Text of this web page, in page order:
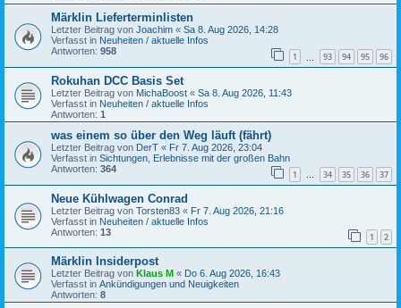
Märklin Lieferterminlisten
Letzter Beitrag von Joachim « Sa 8. Aug 2026, 14:28
Verfasst in Neuheiten / aktuelle Infos
Antworten: 958 1 93 94 95 96
Rokuhan DCC Basis Set
Letzter Beitrag von MichaBoost « Sa 8. Aug 2026, 11:43
Verfasst in Neuheiten / aktuelle Infos
Antworten: 1
was einem so über den Weg läuft (fährt)
Letzter Beitrag von DerT « Fr 7. Aug 2026, 23:04
Verfasst in Sichtungen, Erlebnisse mit der großen Bahn
Antworten: 364 1 … 34 35 36 37
Neue Kühlwagen Conrad
Letzter Beitrag von Torsten83 « Fr 7. Aug 2026, 21:16
Verfasst in Neuheiten / aktuelle Infos
Antworten: 13 1 2
Märklin Insiderpost
Letzter Beitrag von Klaus M « Do 6. Aug 2026, 16:43
Verfasst in Ankündigungen und Neuigkeiten
Antworten: 8